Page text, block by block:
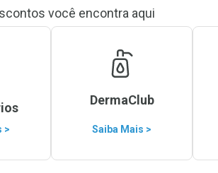
você encontra aqui
>
DermaClub
Saiba Mais >